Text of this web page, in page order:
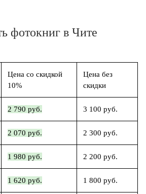
фотокниг в Чите
Цена со скидкой
10%
Цена без
скидки
2 790 руб. 3 100 руб.
2 070 руб. 2 300 руб.
1 980 руб. 2 200 руб.
1 620 руб. 1 800 руб.